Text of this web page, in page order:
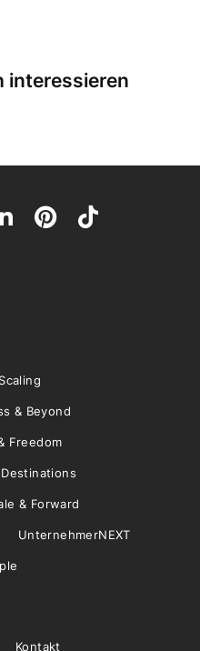
interessieren
& Beyond
Freedom
& Forward
UnternehmerNEXT
Kontakt